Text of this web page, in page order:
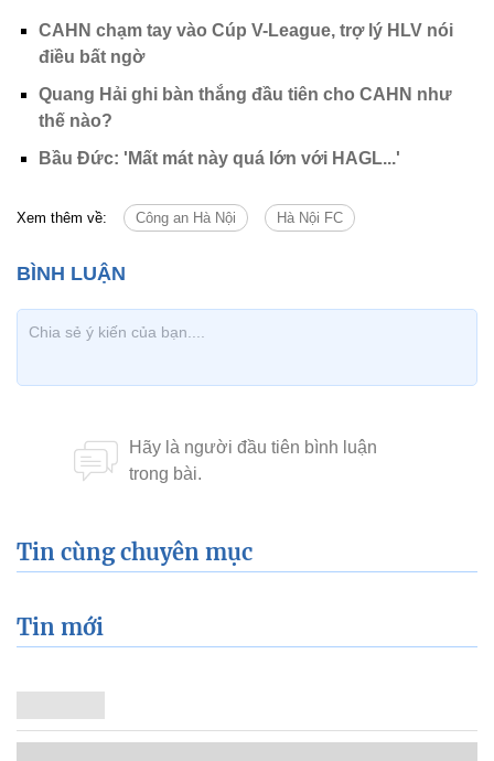
CAHN chạm tay vào Cúp V-League, trợ lý HLV nói
điều bất ngờ
Quang Hải ghi bàn thắng đầu tiên cho CAHN như
thế nào?
Bầu Đức: 'Mất mát này quá lớn với HAGL...'
Xem thêm về: Công an Hà Nội Hà Nội FC
Tin cùng chuyên mục
Tin mới